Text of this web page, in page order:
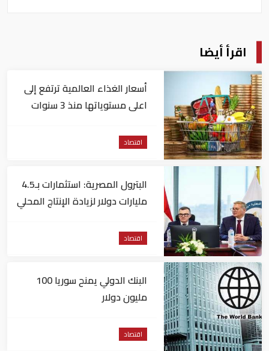
اقرأ أيضا
أسعار الغذاء العالمية ترتفع إلى
اعلى مستوياتها منذ 3 سنوات
اقتصاد
البترول المصرية: استثمارات بـ4.5
مليارات دولار لزيادة الإنتاج المحلي
اقتصاد
البنك الدولي يمنح سوريا 100
مليون دولار
اقتصاد